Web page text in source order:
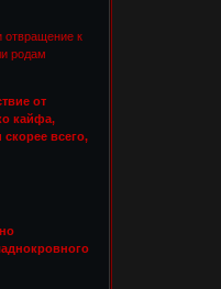
отвращение к
родам
от
кайфа,
всего,